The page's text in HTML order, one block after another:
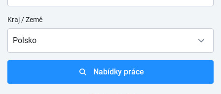
Kraj / Země
Polsko
Nabídky práce